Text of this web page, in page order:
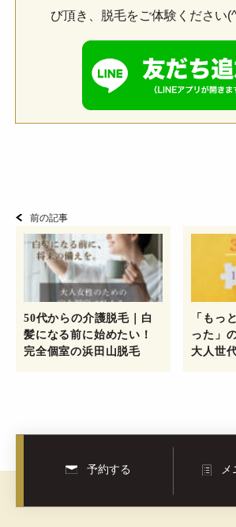
び頂き、脱毛をご体験ください
前の記事
50代からの介護脱毛｜白
髪になる前に始めたい！
完全個室の浜田山脱毛
「もっ
った」
大人世
予約する メ